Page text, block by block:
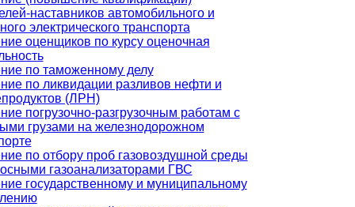
наставников автомобильного и
электрического транспорта
оценщиков по курсу оценочная
по таможенному делу
по ликвидации разливов нефти и
(ЛРН)
погрузочно-разгрузочным работам с
грузами на железнодорожном
по отбору проб газовоздушной среды
газоанализаторами ГВС
государственному и муниципальному